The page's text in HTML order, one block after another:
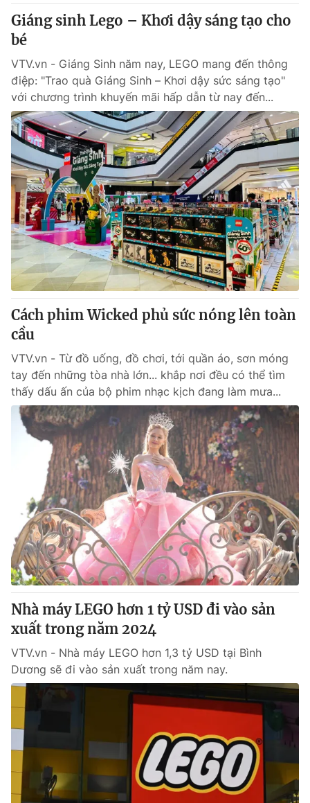
Chuyên mục khác
Emagazine
Photo Infographic
Video Shorts video
VTV Money VTV Thể thao
VTV Sức khoẻ Bất động sản
Thị trường 24h Tấm lòng Việt
VTV4 Vươn mình bằng AI
VTV9
Liên hệ tòa soạn English
THỜI BÁO VTV
Theo dõi báo trên
Cơ quan chủ quản:Đài Truyền hình Việt Nam
Cơ quan báo chí: Thời báo VTV
Giấy phép hoạt động báo in và báo điện tử số 483/GP-BTTTT
cấp ngày 29/12/2023
Tổng Biên tập:Vũ Thanh Thủy
Phó Tổng Biên tập:Nguyễn Thị Mỹ Hạnh, Phạm Quốc Thắng,
Nguyễn Trọng Ninh
Tổng đài VTV: 024.38 355 931 - 024.38 355 932
Ðiện thoại Thời báo VTV:024.66 897 897
Email:toasoan@vtv.vn
Liên hệ quảng cáo:
024-7300.7108
Giáng sinh Lego – Khơi dậy sáng tạo cho
bé
VTV.vn - Giáng Sinh năm nay, LEGO mang đến thông
điệp: "Trao quà Giáng Sinh – Khơi dậy sức sáng tạo"
với chương trình khuyến mãi hấp dẫn từ nay đến...
Cách phim Wicked phủ sức nóng lên toàn
cầu
VTV.vn - Từ đồ uống, đồ chơi, tới quần áo, sơn móng
tay đến những tòa nhà lớn... khắp nơi đều có thể tìm
thấy dấu ấn của bộ phim nhạc kịch đang làm mưa...
Nhà máy LEGO hơn 1 tỷ USD đi vào sản
xuất trong năm 2024
VTV.vn - Nhà máy LEGO hơn 1,3 tỷ USD tại Bình
Dương sẽ đi vào sản xuất trong năm nay.